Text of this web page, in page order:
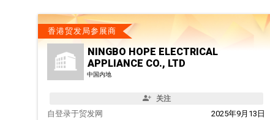
香港贸发局参展商
NINGBO HOPE ELECTRICAL
APPLIANCE CO., LTD
中国内地
关注
自 2025年9月13日
登录于贸发网